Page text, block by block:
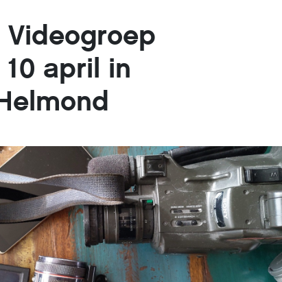
april in